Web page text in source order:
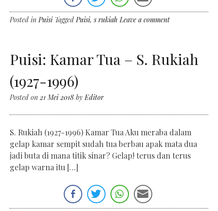
Posted inPuisi TaggedPuisi,s rukiah Leave a comment
Puisi: Kamar Tua – S. Rukiah
(1927-1996)
Posted on 21 Mei 2018 byEditor
S. Rukiah (1927-1996) Kamar Tua Aku meraba dalam
gelap kamar sempit sudah tua berbau apak mata dua
jadi buta di mana titik sinar? Gelap! terus dan terus
gelap warna itu […]